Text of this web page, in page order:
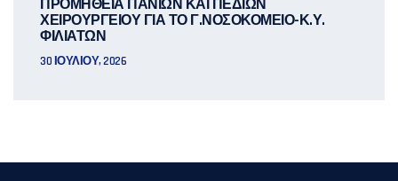
ΠΡΟΜΗΘΕΙΑ ΠΑΝΙΩΝ ΚΑΙ ΠΕΔΙΩΝ
ΧΕΙΡΟΥΡΓΕΙΟΥ ΓΙΑ ΤΟ Γ.ΝΟΣΟΚΟΜΕΙΟ-Κ.Υ.
ΦΙΛΙΑΤΩΝ
30 ΙΟΥΛΊΟΥ, 2026